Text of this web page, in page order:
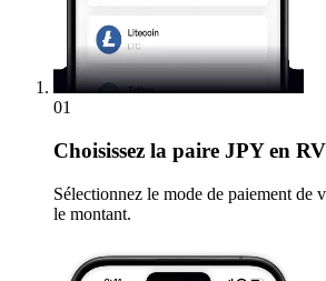
01
Choisissez la paire JPY en
Sélectionnez le mode de paiement de
le montant.